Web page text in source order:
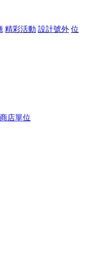
精彩活動 設計號外 位
店單位